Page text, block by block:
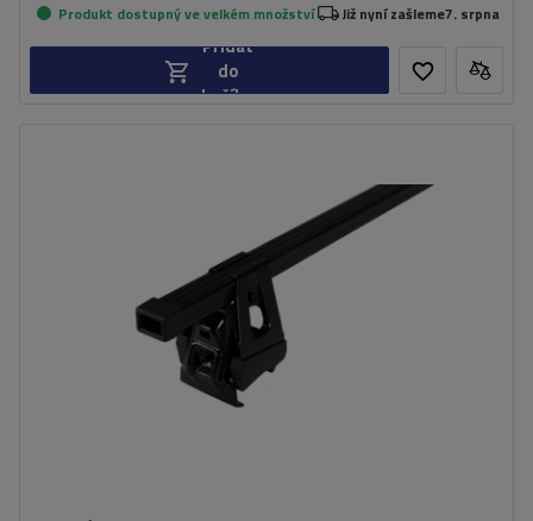
Produkt dostupný ve velkém množství Již nyní zašleme7. srpna
Přidat
do
košíku